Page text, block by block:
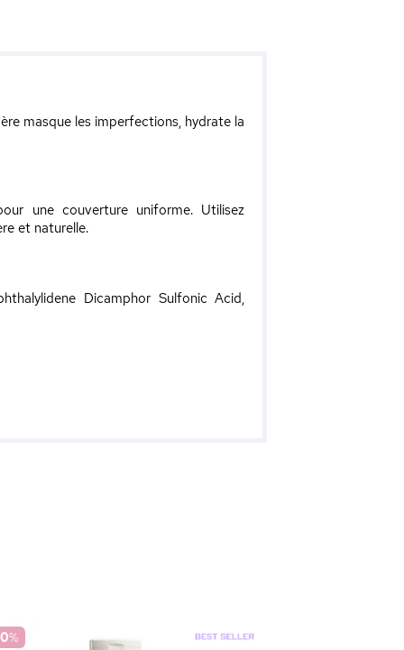
masque les imperfections, hydrate la
une couverture uniforme. Utilisez
et naturelle.
Dicamphor Sulfonic Acid,
%